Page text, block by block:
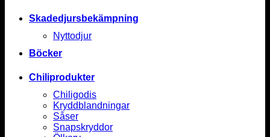
Skadedjursbekämpning
Nyttodjur
Böcker
Chiliprodukter
Chiligodis
Kryddblandningar
Såser
Snapskryddor